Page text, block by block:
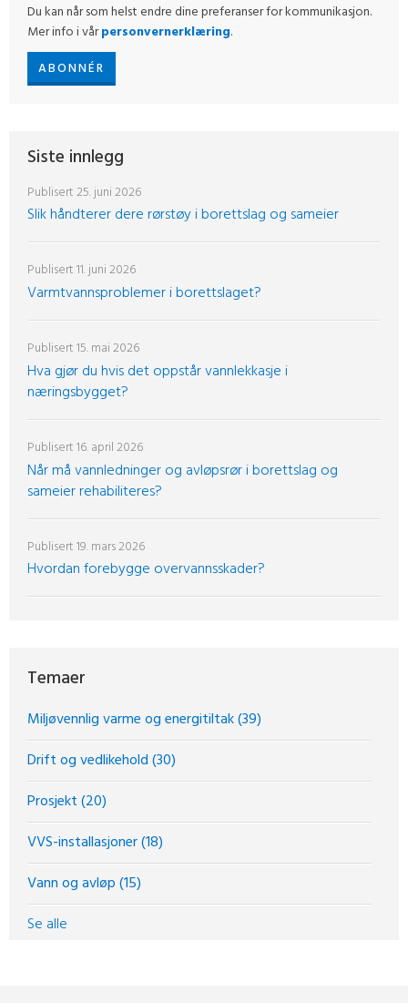
Du kan når som helst endre dine preferanser for kommunikasjon.
Mer info i vårpersonvernerklæring.
Siste innlegg
Slik håndterer dere rørstøy i borettslag og sameier
Publisert25. juni 2026
Varmtvannsproblemer i borettslaget?
Publisert11. juni 2026
Hva gjør du hvis det oppstår vannlekkasje i
næringsbygget?
Publisert15. mai 2026
Når må vannledninger og avløpsrør i borettslag og
sameier rehabiliteres?
Publisert16. april 2026
Hvordan forebygge overvannsskader?
Publisert19. mars 2026
Temaer
Miljøvennlig varme og energitiltak(39)
Drift og vedlikehold(30)
Prosjekt(20)
VVS-installasjoner(18)
Vann og avløp(15)
Se alle